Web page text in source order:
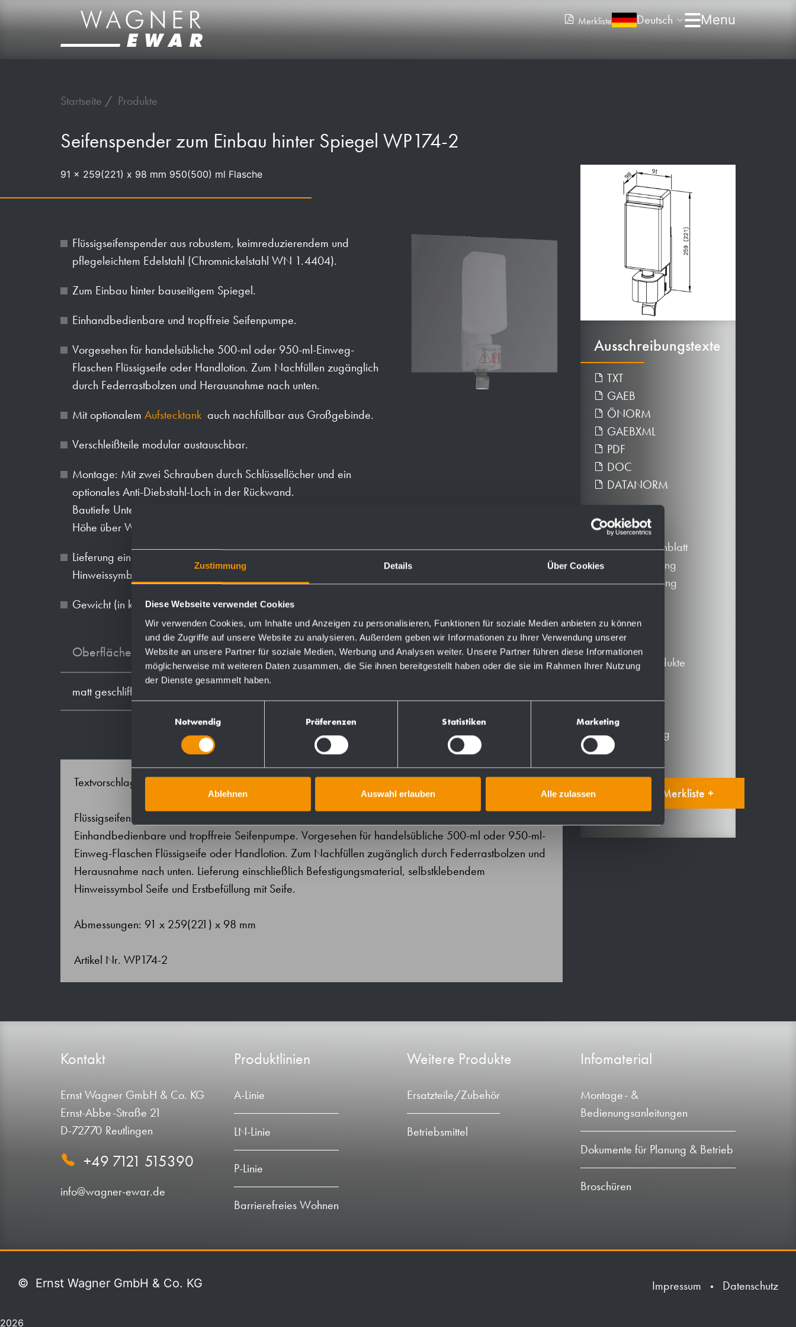
Zustimmung Details Über Cookies
Diese Webseite verwendet Cookies
Wir verwenden Cookies, um Inhalte und Anzeigen zu personalisieren, Funktionen für soziale Medien anbieten zu können
und die Zugriffe auf unsere Website zu analysieren. Außerdem geben wir Informationen zu Ihrer Verwendung unserer
Website an unsere Partner für soziale Medien, Werbung und Analysen weiter. Unsere Partner führen diese Informationen
möglicherweise mit weiteren Daten zusammen, die Sie ihnen bereitgestellt haben oder die sie im Rahmen Ihrer Nutzung
der Dienste gesammelt haben.
Notwendig Präferenzen Statistiken Marketing
Ablehnen Auswahl erlauben Alle zulassen
Merkliste Deutsch
Startseite Produkte
Seifenspender zum Einbau hinter Spiegel WP174-2
91 x 259(221) x 98 mm 950(500) ml Flasche
Flüssigseifenspender aus robustem, keimreduzierendem und
pflegeleichtem Edelstahl (Chromnickelstahl WN 1.4404).
Zum Einbau hinter bauseitigem Spiegel.
Einhandbedienbare und tropffreie Seifenpumpe.
Vorgesehen für handelsübliche 500-ml oder 950-ml-Einweg-
Flaschen Flüssigseife oder Handlotion. Zum Nachfüllen zugänglich
durch Federrastbolzen und Herausnahme nach unten.
Mit optionalem Aufstecktank auch nachfüllbar aus Großgebinde.
Verschleißteile modular austauschbar.
Montage: Mit zwei Schrauben durch Schlüssellöcher und ein
optionales Anti-Diebstahl-Loch in der Rückwand.
Bautiefe Unterkonstruktion: Mindestens 130 mm.
Höhe über Waschtisch: Mindestens 220(250) mm.
Lieferung einschließlich Befestigungsmaterial, selbstklebendem
Hinweissymbol „Seife“ und Erstbefüllung mit Seife.
Gewicht (in kg): 1.6
Oberflächen Bestellnummern
matt geschliffen (standard)
Textvorschlag für Ausschreibungen:
Flüssigseifenspender aus Edelstahl (Chromnickelstahl WN 1.4404) für hinter-Spiegel-Montage.
Einhandbedienbare und tropffreie Seifenpumpe. Vorgesehen für handelsübliche 500-ml oder 950-ml-
Einweg-Flaschen Flüssigseife oder Handlotion. Zum Nachfüllen zugänglich durch Federrastbolzen und
Herausnahme nach unten. Lieferung einschließlich Befestigungsmaterial, selbstklebendem
Hinweissymbol Seife und Erstbefüllung mit Seife.
Abmessungen: 91 x 259(221) x 98 mm
Artikel Nr. WP174-2
Ausschreibungstexte
TXT
GAEB
ÖNORM
GAEBXML
PDF
DOC
DATANORM
Downloads
Produktdatenblatt
PDF Zeichnung
DXF Zeichnung
Mehr
Alternative Produkte
Ersatzteile
Betriebsmittel
Produktanleitung
Auf die Merkliste +
Kontakt
Ernst Wagner GmbH & Co. KG
Ernst-Abbe-Straße 21
D-72770 Reutlingen
+49 7121 515390
info@wagner-ewar.de
Produktlinien
A-Linie
LN-Linie
P-Linie
Barrierefreies Wohnen
Weitere Produkte
Ersatzteile/Zubehör
Betriebsmittel
Infomaterial
Montage- &
Bedienungsanleitungen
Dokumente für Planung & Betrieb
Broschüren
© Ernst Wagner GmbH & Co. KG Impressum • Datenschutz
2026